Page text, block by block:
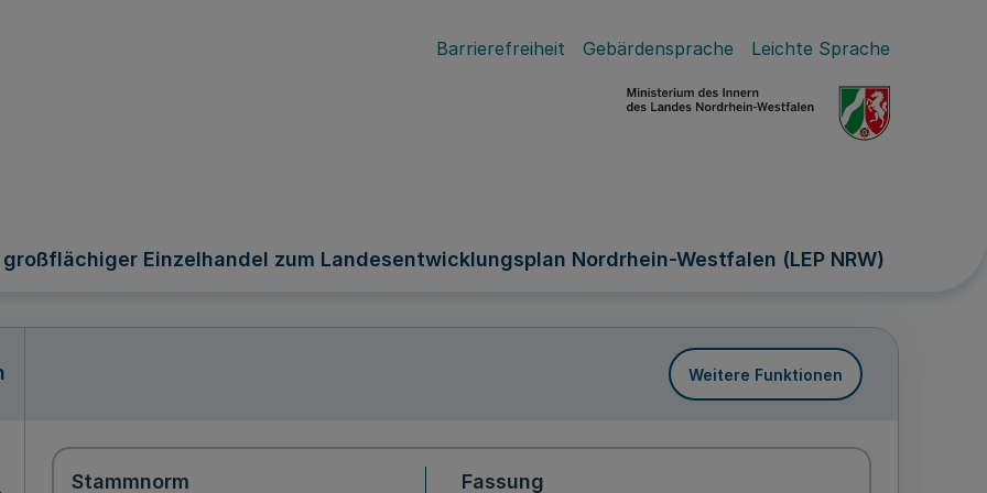
Barrierefreiheit Gebärdensprache Leichte Sprache
Einzelhandel zum Landesentwicklungsplan Nordrhein-Westfalen (LEP NRW)
Weitere Funktionen
Stammnorm Fassung